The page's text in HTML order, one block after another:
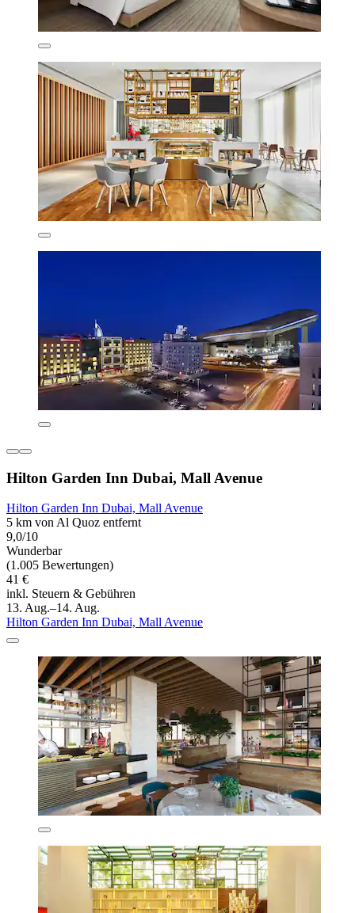
Hilton Garden Inn Dubai, Mall Avenue
Hilton Garden Inn Dubai, Mall Avenue
5 km von Al Quoz entfernt
9,0/10
Wunderbar
(1.005 Bewertungen)
41 €
inkl. Steuern & Gebühren
13. Aug.–14. Aug.
Hilton Garden Inn Dubai, Mall Avenue